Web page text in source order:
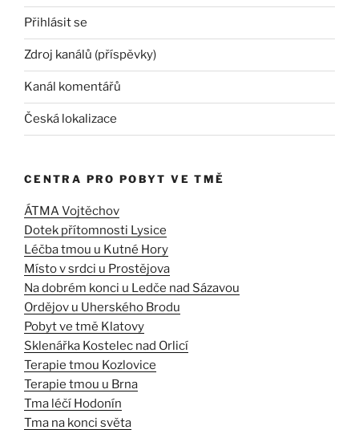
Přihlásit se
Zdroj kanálů (příspěvky)
Kanál komentářů
Česká lokalizace
CENTRA PRO POBYT VE TMĚ
ÁTMA Vojtěchov
Dotek přítomnosti Lysice
Léčba tmou u Kutné Hory
Místo v srdci u Prostějova
Na dobrém konci u Ledče nad Sázavou
Ordějov u Uherského Brodu
Pobyt ve tmě Klatovy
Sklenářka Kostelec nad Orlicí
Terapie tmou Kozlovice
Terapie tmou u Brna
Tma léčí Hodonín
Tma na konci světa